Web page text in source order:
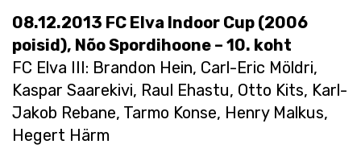
08.12.2013 FC Elva Indoor Cup (2006
poisid), Nõo Spordihoone – 10. koht
FC Elva III: Brandon Hein, Carl-Eric Möldri,
Kaspar Saarekivi, Raul Ehastu, Otto Kits, Karl-
Jakob Rebane, Tarmo Konse, Henry Malkus,
Hegert Härm